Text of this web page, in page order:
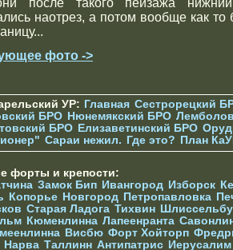
наотрез, а потом вообще как
фото ->
УР: Главная Сестрорецкий
БРО Нюнемякский БРО
БРО Елизаветинcкий БРО
Сараи нежил. Где это? План
форты и крепости:
Замок Бип Ивангород Изборск
Копорье Новгород Петропавловка
Старая Ладога Тихвин
Кюменлинна Лапеенранта
Висбю Форт Хойторп
Нарва Таллинн Антипатрис Иерусалим